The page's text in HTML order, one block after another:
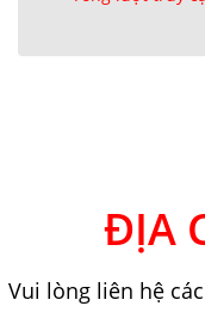
ĐỊA
Vui lòng liên hệ